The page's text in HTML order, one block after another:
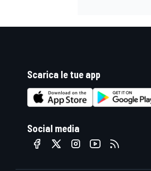
ENDURANCE/GT
Scarica le tue app
Social media